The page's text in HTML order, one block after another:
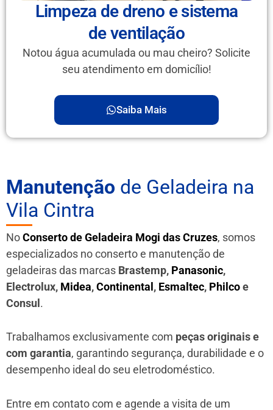
Limpeza de dreno e sistema
de ventilação
Notou água acumulada ou mau cheiro? Solicite
seu atendimento em domicílio!
Saiba Mais
Manutenção de Geladeira na
Vila Cintra
NoConserto de Geladeira Mogi das Cruzes, somos
especializados no conserto e manutenção de
geladeiras das marcas Brastemp, Panasonic,
Electrolux, Midea,Continental, Esmaltec, Philcoe
Consul.
Trabalhamos exclusivamente com peças originais e
com garantia, garantindo segurança, durabilidade e o
desempenho ideal do seu eletrodoméstico.
Entre em contato com e agende a visita de um